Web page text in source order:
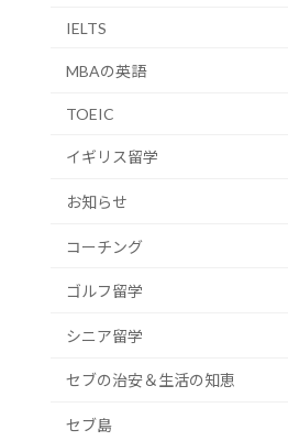
IELTS
MBAの英語
TOEIC
イギリス留学
お知らせ
コーチング
ゴルフ留学
シニア留学
セブの治安＆生活の知恵
セブ島